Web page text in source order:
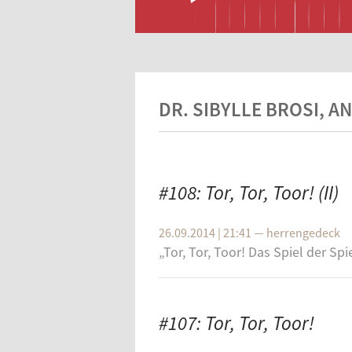
DR. SIBYLLE BROSI,
#108: Tor, Tor, Toor! (II)
26.09.2014 | 21:41 — herrengedeck
„Tor, Tor, Toor! Das Spiel der
#107: Tor, Tor, Toor!